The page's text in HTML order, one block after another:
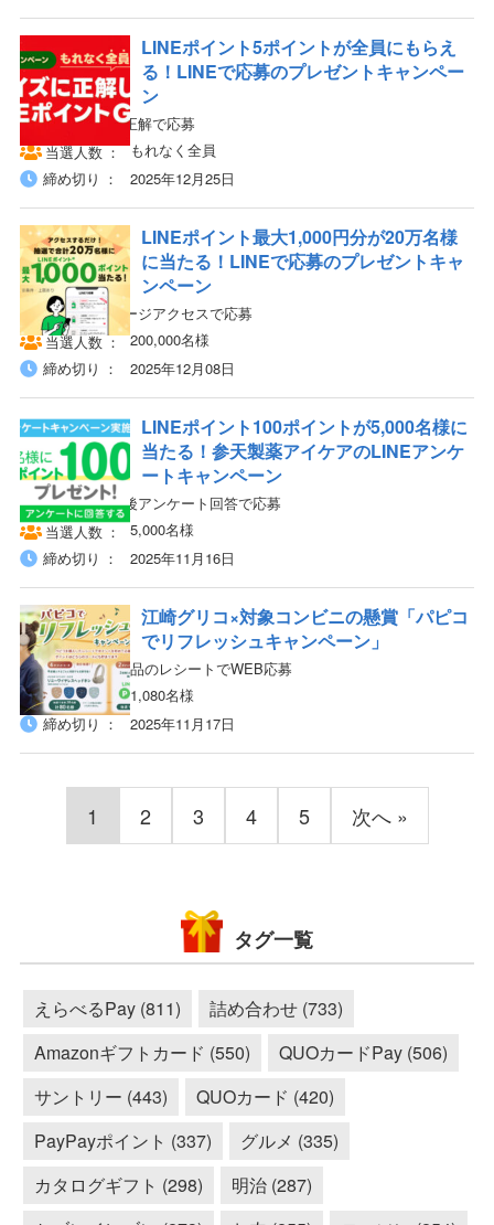
LINEポイント5ポイントが全員にもらえ
る！LINEで応募のプレゼントキャンペー
ン
LINEからクイズ正解で応募
当選人数
もれなく全員
締め切り
2025年12月25日
LINEポイント最大1,000円分が20万名様
に当たる！LINEで応募のプレゼントキャ
ンペーン
LINEから指定ページアクセスで応募
当選人数
200,000名様
締め切り
2025年12月08日
LINEポイント100ポイントが5,000名様に
当たる！参天製薬アイケアのLINEアンケ
ートキャンペーン
LINE友だち追加後アンケート回答で応募
当選人数
5,000名様
締め切り
2025年11月16日
江崎グリコ×対象コンビニの懸賞「パピコ
でリフレッシュキャンペーン」
対象店舗&対象商品のレシートでWEB応募
当選人数
1,080名様
締め切り
2025年11月17日
1 2 3 4 5 次へ »
タグ一覧
えらべるPay (811)
詰め合わせ (733)
Amazonギフトカード (550)
QUOカードPay (506)
サントリー (443)
QUOカード (420)
PayPayポイント (337)
グルメ (335)
カタログギフト (298)
明治 (287)